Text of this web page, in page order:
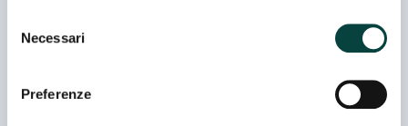
delNecessari
Preferenze